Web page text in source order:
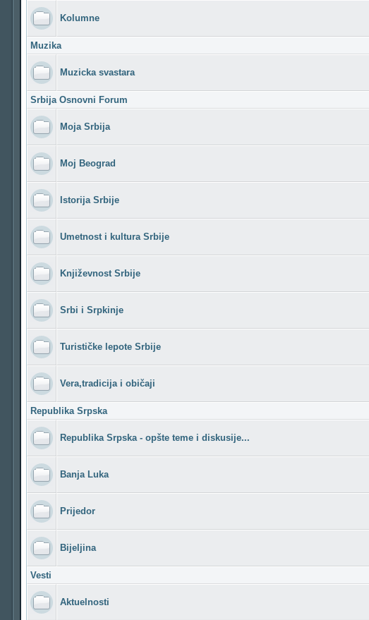
Kolumne
Muzika
Muzicka svastara
Srbija Osnovni Forum
Moja Srbija
Moj Beograd
Istorija Srbije
Umetnost i kultura Srbije
Književnost Srbije
Srbi i Srpkinje
Turističke lepote Srbije
Vera,tradicija i običaji
Republika Srpska
Republika Srpska - opšte teme i diskusije...
Banja Luka
Prijedor
Bijeljina
Vesti
Aktuelnosti